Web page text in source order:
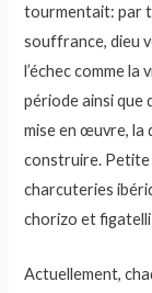
tourmentait: par
souffrance, dieu
l’échec comme
période ainsi que
mise en œuvre, la
construire.
charcuteries
chorizo et
Actuellement,